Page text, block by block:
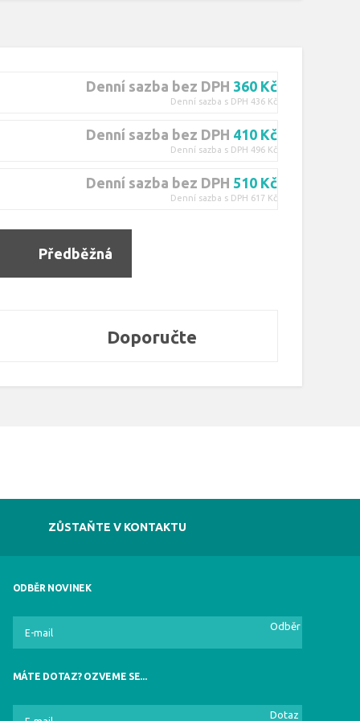
Denní sazba bez DPH 360 Kč
Denní sazba s DPH 436 Kč
Denní sazba bez DPH 410 Kč
Denní sazba s DPH 496 Kč
Denní sazba bez DPH 510 Kč
Denní sazba s DPH 617 Kč
Předběžná
Doporučte
ZŮSTAŇTE V KONTAKTU
ODBĚR NOVINEK
Odběr
MÁTE DOTAZ? OZVEME SE...
Dotaz